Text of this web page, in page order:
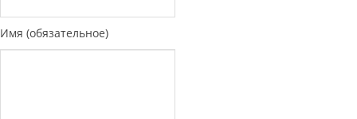
Имя (обязательное)